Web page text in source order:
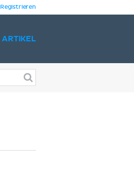
Registrieren
ARTIKEL